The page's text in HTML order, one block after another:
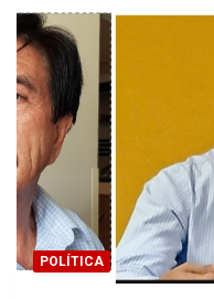
POLÍTICA